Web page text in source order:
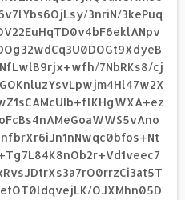
3nriN/3kePuq
7NbRKs8/cj
OJXMhn05D